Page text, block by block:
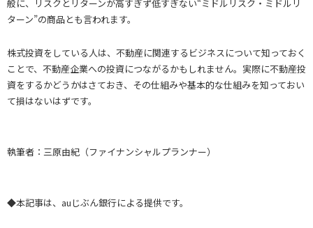
般に、リスクとリターンが高すぎず低すぎない“ミドルリスク・ミドルリ
ターン”の商品とも言われます。
株式投資をしている人は、不動産に関連するビジネスについて知っておく
ことで、不動産企業への投資につながるかもしれません。実際に不動産投
資をするかどうかはさておき、その仕組みや基本的な仕組みを知っておい
て損はないはずです。
執筆者：三原由紀（ファイナンシャルプランナー）
◆本記事は、auじぶん銀行による提供です。